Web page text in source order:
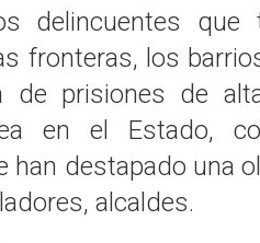
delincuentes que
fronteras, los
prisiones de
en el Estado,
destapado una
alcaldes.